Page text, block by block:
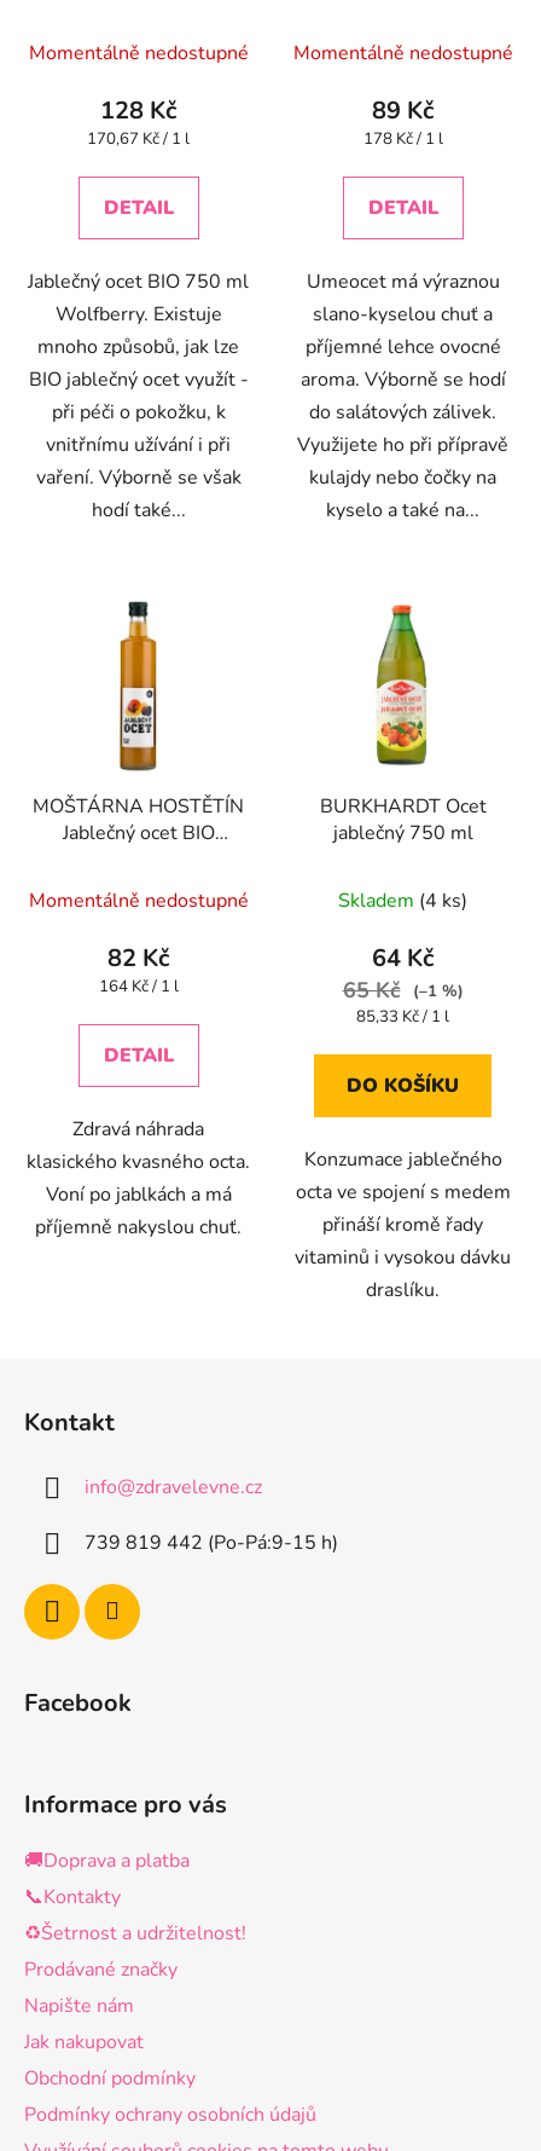
Momentálně nedostupné
128 Kč
Měrná
170,67 Kč / 1 l
DETAIL
Jablečný ocet BIO 750 ml
Wolfberry. Existuje
mnoho způsobů, jak lze
BIO jablečný ocet využít -
při péči o pokožku, k
vnitřnímu užívání i při
vaření. Výborně se však
hodí také...
Momentálně nedostupné
89 Kč
Měrná
178 Kč / 1 l
DETAIL
Umeocet má výraznou
slano-kyselou chuť a
příjemné lehce ovocné
aroma. Výborně se hodí
do salátových zálivek.
Využijete ho při přípravě
kulajdy nebo čočky na
kyselo a také na...
MOŠTÁRNA HOSTĚTÍN
Jablečný ocet BIO
Momentálně nedostupné
82 Kč
Měrná
164 Kč / 1 l
DETAIL
Zdravá náhrada
klasického kvasného octa.
Voní po jablkách a má
příjemně nakyslou chuť.
BURKHARDT Ocet
jablečný 750 ml
Skladem (4 ks)
64 Kč
65 Kč
(–1 %)
Měrná
85,33 Kč / 1 l
DO KOŠÍKU
Konzumace jablečného
octa ve spojení s medem
přináší kromě řady
vitaminů i vysokou dávku
draslíku.
Kontakt
info@zdravelevne.cz
739 819 442 (Po-Pá:9-15 h)
Facebook
Informace pro vás
🚚Doprava a platba
📞Kontakty
♻️Šetrnost a udržitelnost!
Prodávané značky
Napište nám
Jak nakupovat
Obchodní podmínky
Podmínky ochrany osobních údajů